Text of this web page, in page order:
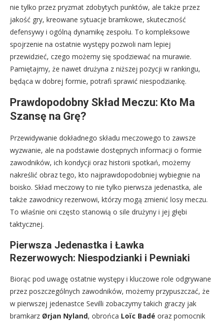
nie tylko przez pryzmat zdobytych punktów, ale także przez
jakość gry, kreowane sytuacje bramkowe, skuteczność
defensywy i ogólną dynamikę zespołu. To kompleksowe
spojrzenie na ostatnie występy pozwoli nam lepiej
przewidzieć, czego możemy się spodziewać na murawie.
Pamiętajmy, że nawet drużyna z niższej pozycji w rankingu,
będąca w dobrej formie, potrafi sprawić niespodziankę.
Prawdopodobny Skład Meczu: Kto Ma
Szansę na Grę?
Przewidywanie dokładnego składu meczowego to zawsze
wyzwanie, ale na podstawie dostępnych informacji o formie
zawodników, ich kondycji oraz historii spotkań, możemy
nakreślić obraz tego, kto najprawdopodobniej wybiegnie na
boisko. Skład meczowy to nie tylko pierwsza jedenastka, ale
także zawodnicy rezerwowi, którzy mogą zmienić losy meczu.
To właśnie oni często stanowią o sile drużyny i jej głębi
taktycznej.
Pierwsza Jedenastka i Ławka
Rezerwowych: Niespodzianki i Pewniaki
Biorąc pod uwagę ostatnie występy i kluczowe role odgrywane
przez poszczególnych zawodników, możemy przypuszczać, że
w pierwszej jedenastce Sevilli zobaczymy takich graczy jak
bramkarz Ørjan Nyland, obrońca Loïc Badé oraz pomocnik